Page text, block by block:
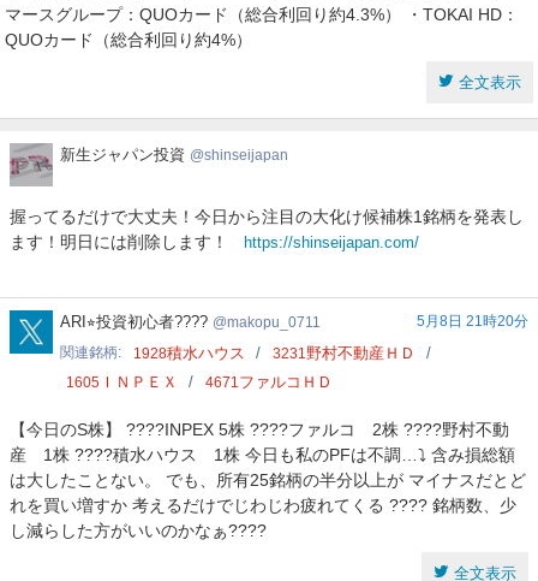
マースグループ：QUOカード（総合利回り約4.3%） ・TOKAI HD：
QUOカード（総合利回り約4%）
全文表示
新
ャ
パ
資
新生ジャパン投資 shinseijapan
握ってるだけで大丈夫！今日から注目の大化け候補株1銘柄を発表し
ます！明日には削除します！
https://shinseijapan.com/
makopu_0711
ARI⭐︎投資初心者???? makopu_0711
5月8日 21時20分
関連銘柄
1928積水ハウス 3231野村不動産ＨＤ
1605 ＩＮＰＥＸ 4671ファルコＨＤ
【今日のS株】 ????INPEX 5株 ????ファルコ 2株 ????野村不動
産 1株 ????積水ハウス 1株 今日も私のPFは不調…⤵️ 含み損総額
は大したことない。 でも、所有25銘柄の半分以上が マイナスだとど
れを買い増すか 考えるだけでじわじわ疲れてくる ???? 銘柄数、少
し減らした方がいいのかなぁ????
全文表示